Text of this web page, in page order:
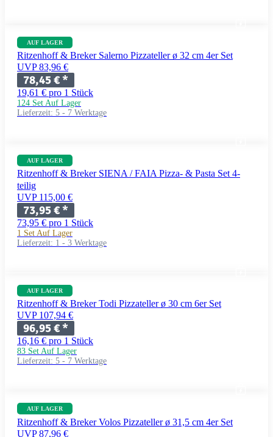
AUF LAGER
Ritzenhoff & Breker Salerno Pizzateller ø 32 cm 4er Set
UVP 83,96 €
78,45 €*
19,61 € pro 1 Stück
124 Set Auf Lager
Lieferzeit: 5 - 7 Werktage
AUF LAGER
Ritzenhoff & Breker SIENA / FAIA Pizza- & Pasta Set 4-
teilig
UVP 115,00 €
73,95 €*
73,95 € pro 1 Stück
1 Set Auf Lager
Lieferzeit: 1 - 3 Werktage
AUF LAGER
Ritzenhoff & Breker Todi Pizzateller ø 30 cm 6er Set
UVP 107,94 €
96,95 €*
16,16 € pro 1 Stück
83 Set Auf Lager
Lieferzeit: 5 - 7 Werktage
AUF LAGER
Ritzenhoff & Breker Volos Pizzateller ø 31,5 cm 4er Set
UVP 87,96 €